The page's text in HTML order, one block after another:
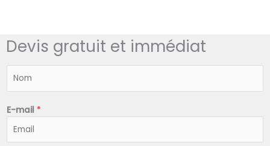
Devis gratuit et immédiat
*
E-mail *